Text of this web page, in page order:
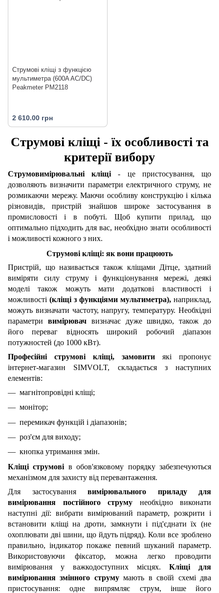
Струмові кліщі з функцією
мультиметра (600A AC/DC)
Peakmeter PM2118
2 610.00 грн
Струмові кліщі - їх особливості та
критерії вибору
Струмовимірювальні кліщі - це пристосування, що
дозволяють визначити параметри електричного струму, не
розмикаючи мережу. Маючи особливу конструкцію і кілька
різновидів, пристрій знайшов широке застосування в
промисловості і в побуті. Щоб купити прилад, що
оптимально підходить для вас, необхідно знати особливості
і можливості кожного з них.
Струмові кліщі: як вони працюють
Пристрій, що називається також кліщами Дітце, здатний
виміряти силу струму і функціонування мережі, деякі
моделі також можуть мати додаткові властивості і
можливості (кліщі з функціями мультиметра), наприклад,
можуть визначати частоту, напругу, температуру. Необхідні
параметри вимірювачвизначає дуже швидко, також до
його переваг відносять широкий робочий діапазон
потужностей (до 1000 кВт).
Професійні струмові кліщі, замовити які пропонує
інтернет-магазин SIMVOLT, складається з наступних
елементів:
магнітопровідні кліщі;
монітор;
перемикач функцій і діапазонів;
роз'єм для виходу;
кнопка утримання змін.
Кліщі струмові в обов'язковому порядку забезпечуються
механізмом для захисту від перевантаження.
Для застосування вимірювального приладу
для
вимірювання постійного струму необхідно виконати
наступні дії: вибрати вимірюваний параметр, розкрити і
встановити кліщі на дроти, замкнути і під'єднати їх (не
охоплювати дві шини, що йдуть підряд). Коли все зроблено
правильно, індикатор покаже певний шуканий параметр.
Використовуючи фіксатор, можна легко проводити
вимірювання у важкодоступних місцях. Кліщі для
вимірювання змінного струмумають в своїй схемі два
пристосування: одне випрямляє струм, інше його